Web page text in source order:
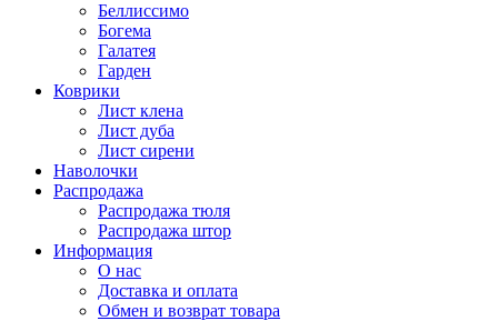
Беллиссимо
Богема
Галатея
Гарден
Коврики
Лист клена
Лист дуба
Лист сирени
Наволочки
Распродажа
Распродажа тюля
Распродажа штор
Информация
О нас
Доставка и оплата
Обмен и возврат товара